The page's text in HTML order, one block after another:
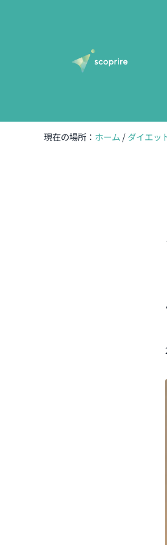
現在の場所： ホーム /ダイエッ